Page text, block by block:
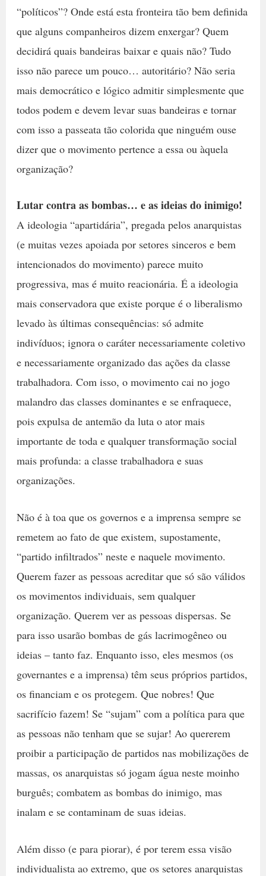
“políticos”? Onde está esta fronteira tão bem definida
que alguns companheiros dizem enxergar? Quem
decidirá quais bandeiras baixar e quais não? Tudo
isso não parece um pouco… autoritário? Não seria
mais democrático e lógico admitir simplesmente que
todos podem e devem levar suas bandeiras e tornar
com isso a passeata tão colorida que ninguém ouse
dizer que o movimento pertence a essa ou àquela
organização?
Lutar contra as bombas… e as ideias do inimigo!
A ideologia “apartidária”, pregada pelos anarquistas
(e muitas vezes apoiada por setores sinceros e bem
intencionados do movimento) parece muito
progressiva, mas é muito reacionária. É a ideologia
mais conservadora que existe porque é o liberalismo
levado às últimas consequências: só admite
indivíduos; ignora o caráter necessariamente coletivo
e necessariamente organizado das ações da classe
trabalhadora. Com isso, o movimento cai no jogo
malandro das classes dominantes e se enfraquece,
pois expulsa de antemão da luta o ator mais
importante de toda e qualquer transformação social
mais profunda: a classe trabalhadora e suas
organizações.
Não é à toa que os governos e a imprensa sempre se
remetem ao fato de que existem, supostamente,
“partido infiltrados” neste e naquele movimento.
Querem fazer as pessoas acreditar que só são válidos
os movimentos individuais, sem qualquer
organização. Querem ver as pessoas dispersas. Se
para isso usarão bombas de gás lacrimogêneo ou
ideias – tanto faz. Enquanto isso, eles mesmos (os
governantes e a imprensa) têm seus próprios partidos,
os financiam e os protegem. Que nobres! Que
sacrifício fazem! Se “sujam” com a política para que
as pessoas não tenham que se sujar! Ao quererem
proibir a participação de partidos nas mobilizações de
massas, os anarquistas só jogam água neste moinho
burguês; combatem as bombas do inimigo, mas
inalam e se contaminam de suas ideias.
Além disso (e para piorar), é por terem essa visão
individualista ao extremo, que os setores anarquistas